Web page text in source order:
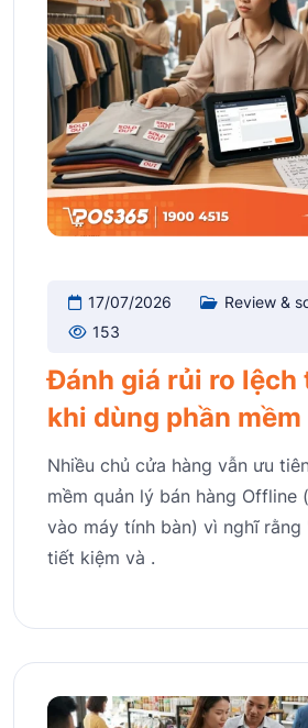
17/07/2026
Review &
153
Đánh giá rủi ro lệch
khi dùng phần
Nhiều chủ cửa hàng vẫn ưu
mềm quản lý bán hàng
vào máy tính bàn) vì nghĩ rằng
tiết kiệm và .